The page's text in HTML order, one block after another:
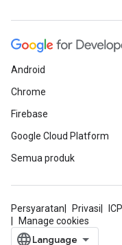
Android
Chrome
Firebase
Google Cloud Platform
Semua produk
Persyaratan Privasi
Manage cookies